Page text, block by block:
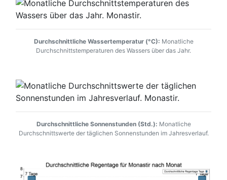
Durchschnittliche Wassertemperatur (°C): Monatliche
Durchschnittstemperaturen des Wassers über das Jahr.
Durchschnittliche Sonnenstunden (Std.): Monatliche
Durchschnittswerte der täglichen Sonnenstunden im Jahresverlauf.